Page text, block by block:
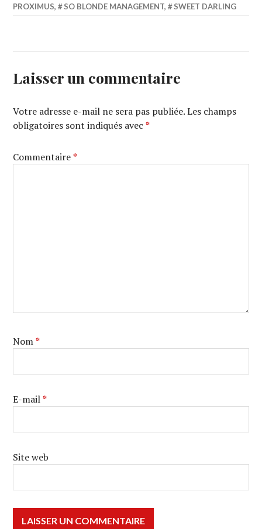
PROXIMUS, SO BLONDE MANAGEMENT, SWEET DARLING
Laisser un commentaire
Votre adresse e-mail ne sera pas publiée. Les champs
obligatoires sont indiqués avec*
Commentaire*
Nom*
E-mail*
Site web